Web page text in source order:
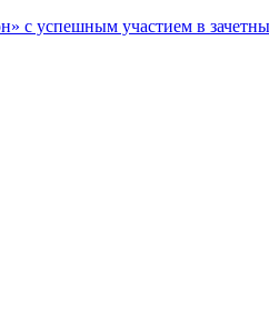
успешным участием в